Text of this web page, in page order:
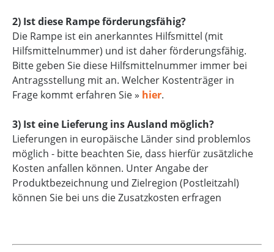
2) Ist diese Rampe förderungsfähig?
Die Rampe ist ein anerkanntes Hilfsmittel (mit
Hilfsmittelnummer) und ist daher förderungsfähig.
Bitte geben Sie diese Hilfsmittelnummer immer bei
Antragsstellung mit an. Welcher Kostenträger in
Frage kommt erfahren Sie » hier.
3) Ist eine Lieferung ins Ausland möglich?
Lieferungen in europäische Länder sind problemlos
möglich - bitte beachten Sie, dass hierfür zusätzliche
Kosten anfallen können. Unter Angabe der
Produktbezeichnung und Zielregion (Postleitzahl)
können Sie bei uns die Zusatzkosten erfragen